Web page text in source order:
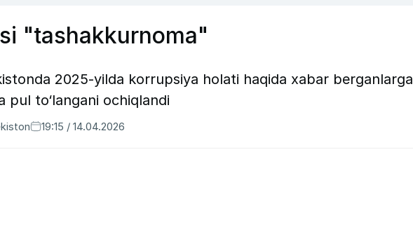
"tashakkurnoma"
2025-yilda korrupsiya holati haqida xabar berganlarga
pul to‘langani ochiqlandi
19:15 / 14.04.2026